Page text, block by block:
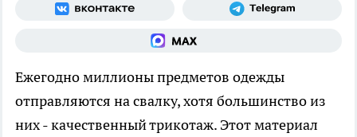
Ежегодно миллионы предметов одежды
отправляются на свалку, хотя большинство из
них - качественный трикотаж. Этот материал